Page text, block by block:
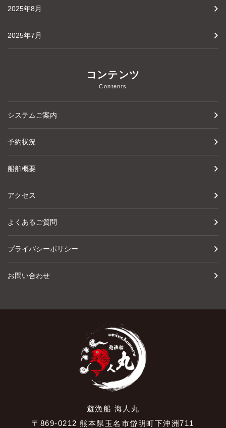
2025年8月
2025年7月
コンテンツ
Contents
システムご案内
予約状況
船舶概要
アクセス
よくあるご質問
プライバシーポリシー
お問い合わせ
遊漁船 海人丸
〒869-0212 熊本県玉名市岱明町下沖洲711